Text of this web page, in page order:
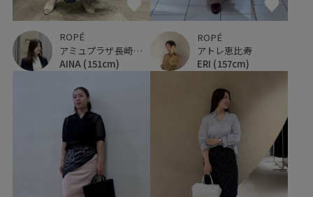
ROPÉ
アミュプラザ長崎新館
AINA (151cm)
ROPÉ
アトレ恵比寿
ERI (157cm)